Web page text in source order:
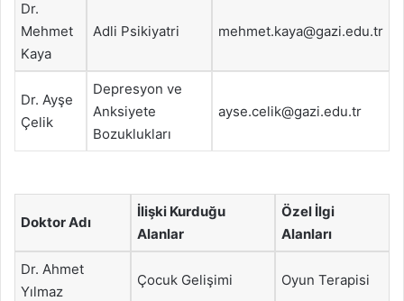
Dr.
Mehmet
Kaya
Adli Psikiyatri mehmet.kaya@gazi.edu.tr
Dr. Ayşe
Çelik
Depresyon ve
Anksiyete
Bozuklukları
ayse.celik@gazi.edu.tr
Doktor Adı
İlişki Kurduğu
Alanlar
Özel İlgi
Alanları
Dr. Ahmet
Yılmaz
Çocuk Gelişimi Oyun Terapisi